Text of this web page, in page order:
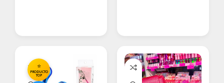
⭐
PRODUCTO
TOP